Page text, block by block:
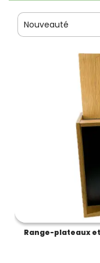
Nouveauté
Range-plateaux